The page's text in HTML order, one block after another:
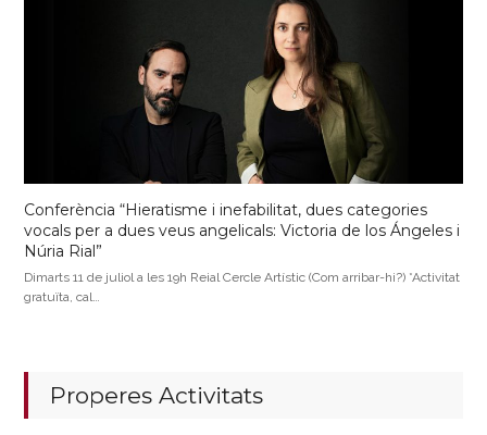
Conferència “Hieratisme i inefabilitat, dues categories
vocals per a dues veus angelicals: Victoria de los Ángeles i
Núria Rial”
Dimarts 11 de juliol a les 19h Reial Cercle Artístic (Com arribar-hi?) *Activitat
gratuïta, cal…
Properes Activitats